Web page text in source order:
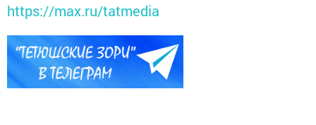
https://max.ru/tatmedia